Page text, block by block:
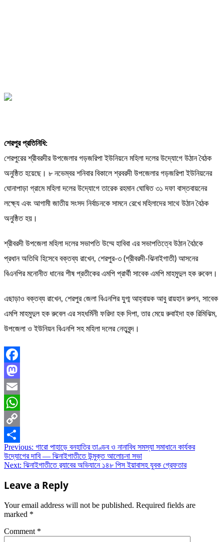
শেরপুর প্রতিনিধি:
শেরপুরের শ্রীবরদীর উপজেলার গড়জরিপা ইউনিয়নে মহিলা দলের উদ্যোগে উঠান বৈঠক
অনুষ্ঠিত হয়েছে। ৮ নভেম্বর শনিবার বিকালে শ্রবরদী উপজেলার গড়জরিপা ইউনিয়নের
ঘোনাপাড়া গ্রামে মহিলা দলের উদ্যোগে তারেক রহমান ঘোষিত ৩১ দফা বাস্তবায়নের
লক্ষ্যে এবং আগামী জাতীয় সংসদ নির্বাচনকে সামনে রেখে মহিলাদের সাথে উঠান বৈঠক
অনুষ্ঠিত হয়।
শ্রীবরদী উপজেলা মহিলা দলের সভাপতি উম্মে হাবিবা এর সভাপতিত্বে উঠান বৈঠকে
প্রধান অতিথি হিসেবে বক্তব্য রাখেন, শেরপুর-৩ (শ্রীবরদী-ঝিনাইগাতী) আসনের
বিএনপির মনোনীত ধানের শীষ প্রতীকের এমপি প্রার্থী সাবেক এমপি মাহমুদুল হক রুবেল।
এছাড়াও বক্তব্য রাখেন, শেরপুর জেলা বিএনপির যুগ্ম আহ্বায়ক আবু রায়হান রুপন, সাবেক
এমপি মাহমুদুল হক রুবেল এর সহধর্মিনী ফরিদা হক দিপা, তার মেয়ে রুবাইদা হক রিমিঝিম,
উপজেলা ও ইউনিয়ন বিএনপি সহ মহিলা দলের নেতৃবৃন্দ।
Facebook
Mastodon
Email
WhatsApp
Copy
Link
Share
Post
navigation
Previous: গারো পাহাড়ে বনহাতির তাণ্ডব ও নানাবিধ সমস্যা সমাধানে কার্যকর
উদ্যোগের দাবি — ঝিনাইগাতীতে উন্মুক্ত আলোচনা সভা
Next: ঝিনাইগাতীতে র‌্যাবের অভিযানে ১৪৮ পিস ইয়াবাসহ যুবক গ্রেফতার
Leave a Reply
Your email address will not be published. Required fields are
marked *
Comment *